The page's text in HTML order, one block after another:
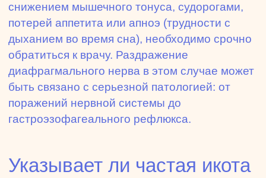
снижением мышечного тонуса, судорогами,
потерей аппетита или апноэ (трудности с
дыханием во время сна), необходимо срочно
обратиться к врачу. Раздражение
диафрагмального нерва в этом случае может
быть связано с серьезной патологией: от
поражений нервной системы до
гастроэзофагеального рефлюкса.
Указывает ли частая икота